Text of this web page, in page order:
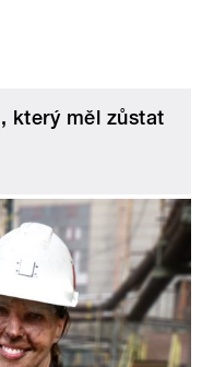
který měl zůstat